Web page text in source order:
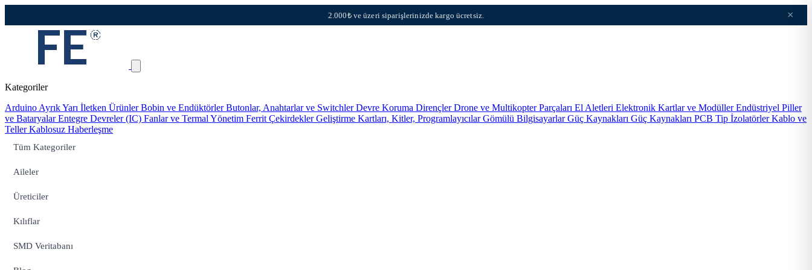
2.000₺ ve üzeri siparişlerinizde kargo ücretsiz. ×
Kategoriler
Arduino Ayrık Yarı İletken ÜrünlerBobin ve EndüktörlerButonlar, Anahtarlar ve SwitchlerDevre Koruma DirençlerDrone ve Multikopter Parçaları El Aletleri Elektronik Kartlar ve ModüllerEndüstriyel Piller
ve BataryalarEntegre Devreler (IC) Fanlar ve Termal Yönetim Ferrit ÇekirdeklerGeliştirme Kartları, Kitler, ProgramlayıcılarGömülü BilgisayarlarGüç Kaynakları Güç Kaynakları PCB Tip İzolatörlerKablo ve
TellerKablosuz Haberleşme
Tüm Kategoriler
Aileler
Üreticiler
Kılıflar
SMD Veritabanı